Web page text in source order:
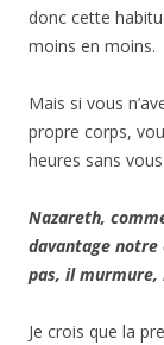
donc cette
moins en moins.
Mais si vous
propre corps,
heures sans
Nazareth,
davantage notre
pas, il murmure,
Je crois que la